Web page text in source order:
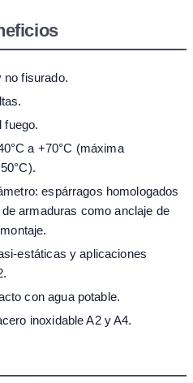
no fisurado.
fuego.
a +70°C (máxima
espárragos homologados
armaduras como anclaje de
estáticas y aplicaciones
con agua potable.
inoxidable A2 y A4.